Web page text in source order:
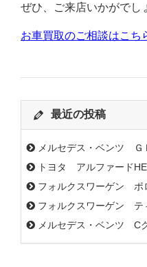
ぜひ、ご来店いかがでし
お車買取のご相談はこち
最近の投稿
メルセデス・ベンツ
トヨタ アルファード
フォルクスワーゲン
フォルクスワーゲン
メルセデス・ベンツ